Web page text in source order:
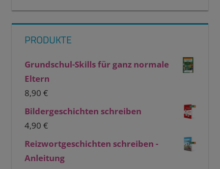
PRODUKTE
Grundschul-Skills für ganz normale
Eltern
8,90 €
Bildergeschichten schreiben
4,90 €
Reizwortgeschichten schreiben -
Anleitung